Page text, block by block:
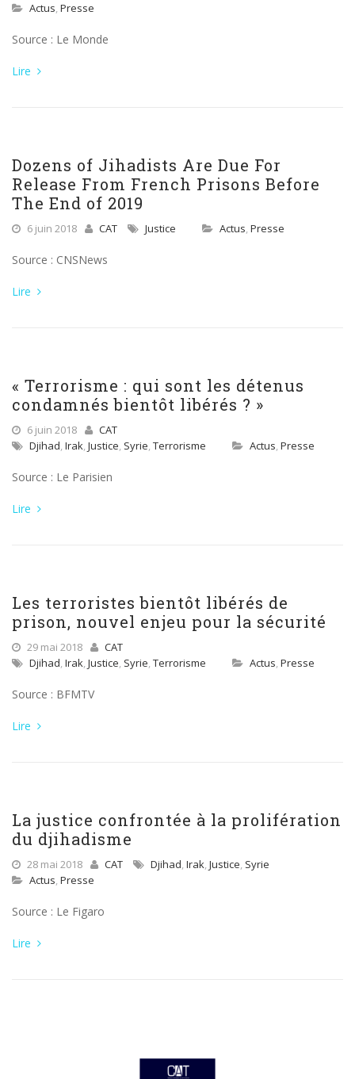
Actus, Presse
Source : Le Monde
Lire
Dozens of Jihadists Are Due For
Release From French Prisons Before
The End of 2019
6 juin 2018 CAT Justice Actus, Presse
Source : CNSNews
Lire
« Terrorisme : qui sont les détenus
condamnés bientôt libérés ? »
6 juin 2018
CAT
Djihad, Irak, Justice, Syrie, Terrorisme Actus, Presse
Source : Le Parisien
Lire
Les terroristes bientôt libérés de
prison, nouvel enjeu pour la sécurité
29 mai 2018
CAT
Djihad, Irak, Justice, Syrie, Terrorisme Actus, Presse
Source : BFMTV
Lire
La justice confrontée à la prolifération
du djihadisme
28 mai 2018 CAT Djihad, Irak, Justice, Syrie
Actus, Presse
Source : Le Figaro
Lire